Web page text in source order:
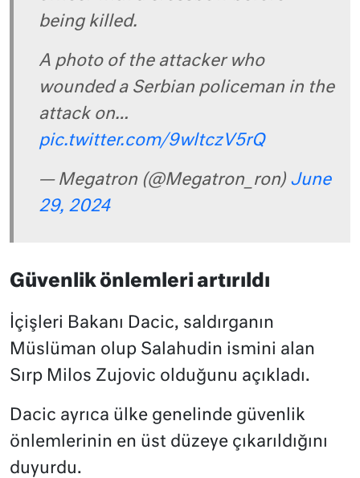
being killed.
A photo of the attacker who
wounded a Serbian policeman in the
attack on…
pic.twitter.com/9wltczV5rQ
— Megatron (@Megatron_ron) June
29, 2024
Güvenlik önlemleri artırıldı
İçişleri Bakanı Dacic, saldırganın
Müslüman olup Salahudin ismini alan
Sırp Milos Zujovic olduğunu açıkladı.
Dacic ayrıca ülke genelinde güvenlik
önlemlerinin en üst düzeye çıkarıldığını
duyurdu.